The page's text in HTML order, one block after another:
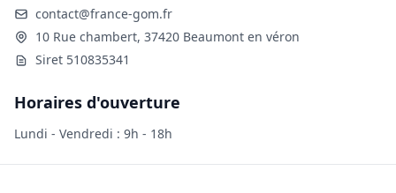
contact@france-gom.fr
10 Rue chambert, 37420 Beaumont en véron
Siret 510835341
Horaires d'ouverture
Lundi - Vendredi : 9h - 18h